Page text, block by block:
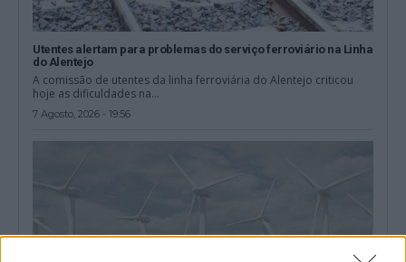
Utentes alertam para problemas do serviço ferroviário na Linha
do Alentejo
A comissão de utentes da linha ferroviária do Alentejo criticou
hoje as dificuldades na...
7 Agosto, 2026 - 19:56